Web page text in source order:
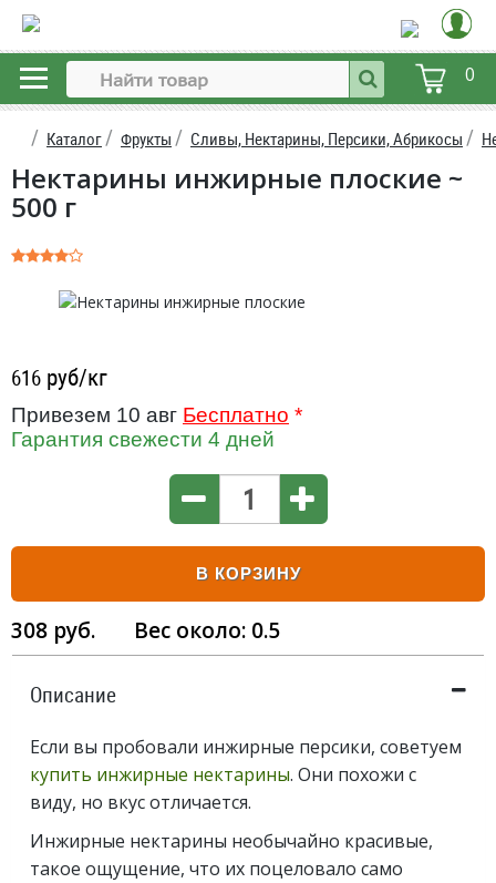
0
Каталог Фрукты Сливы, Нектарины, Персики, Абрикосы
Нектарины инжирные плоские ~
500 г
616 руб/кг
Привезем 10 авг Бесплатно *
Гарантия свежести 4 дней
В КОРЗИНУ
308 руб. Вес около: 0.5
Описание
Если вы пробовали инжирные персики, советуем
купить инжирные нектарины. Они похожи с
виду, но вкус отличается.
Инжирные нектарины необычайно красивые,
такое ощущение, что их поцеловало само